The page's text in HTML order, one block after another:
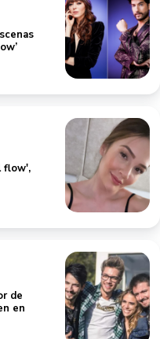
flow',
de
en